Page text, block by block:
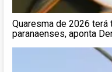
Quaresma de 2026 terá
paranaenses, aponta